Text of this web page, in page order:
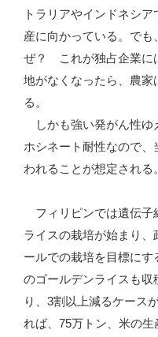
トラリアやインドネシ
産に向かっている。で
ぜ？ これが独占企業に
地がなくなったら、農
る。
しかも強い発がん性ゆ
ホシネート耐性なので
われることが想定される。
フィリピンでは遺伝子
ライスの栽培が始まり、
ールでの栽培を目標にす
のゴールデンライスも
り、3割以上減るケース
れば、75万トン、米の